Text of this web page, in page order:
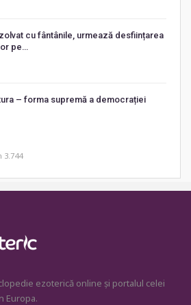
cu fântânile, urmează desființarea
pe…
– forma supremă a democrației
3.744
ezoterică online și portalul celei
Europa.